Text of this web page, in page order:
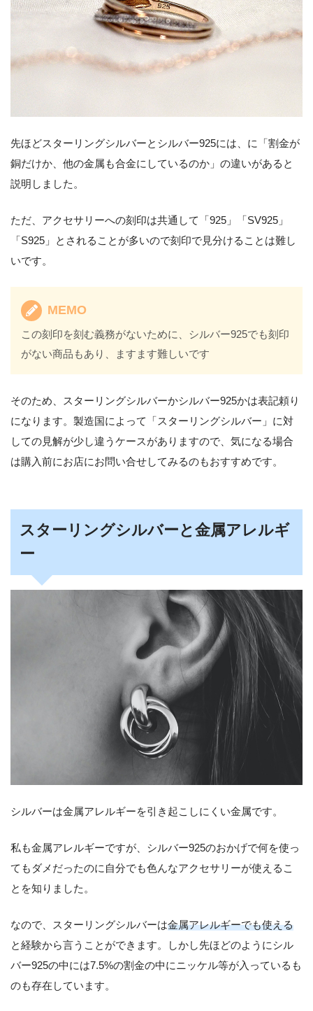
先ほどスターリングシルバーとシルバー925には、に「割金が
銅だけか、他の金属も合金にしているのか」の違いがあると
説明しました。
ただ、アクセサリーへの刻印は共通して「925」「SV925」
「S925」とされることが多いので刻印で見分けることは難し
いです。
MEMO
この刻印を刻む義務がないために、シルバー925でも刻印
がない商品もあり、ますます難しいです
そのため、スターリングシルバーかシルバー925かは表記頼り
になります。製造国によって「スターリングシルバー」に対
しての見解が少し違うケースがありますので、気になる場合
は購入前にお店にお問い合せしてみるのもおすすめです。
スターリングシルバーと金属アレルギ
ー
シルバーは金属アレルギーを引き起こしにくい金属です。
私も金属アレルギーですが、シルバー925のおかげで何を使っ
てもダメだったのに自分でも色んなアクセサリーが使えるこ
とを知りました。
なので、スターリングシルバーは金属アレルギーでも使える
と経験から言うことができます。しかし先ほどのようにシル
バー925の中には7.5%の割金の中にニッケル等が入っているも
のも存在しています。